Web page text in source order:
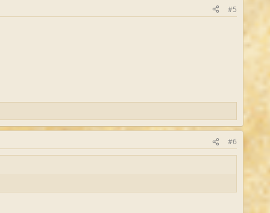
#5
#6